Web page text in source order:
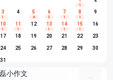
尊界V680 上市
享界G9 预售
别克至境L7 预售
埃安
长城H10
深蓝S05
1
3
1
4 5
6
6
3
7
1
8
1
9
10
1
11
1
12 13
1
14
1
15
1
16
17 18 19 20 21 22 23
24 25 26 27 28 29 30
31
小作文